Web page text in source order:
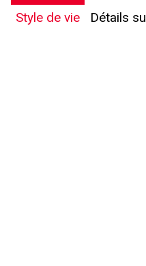
Style de vie Détails